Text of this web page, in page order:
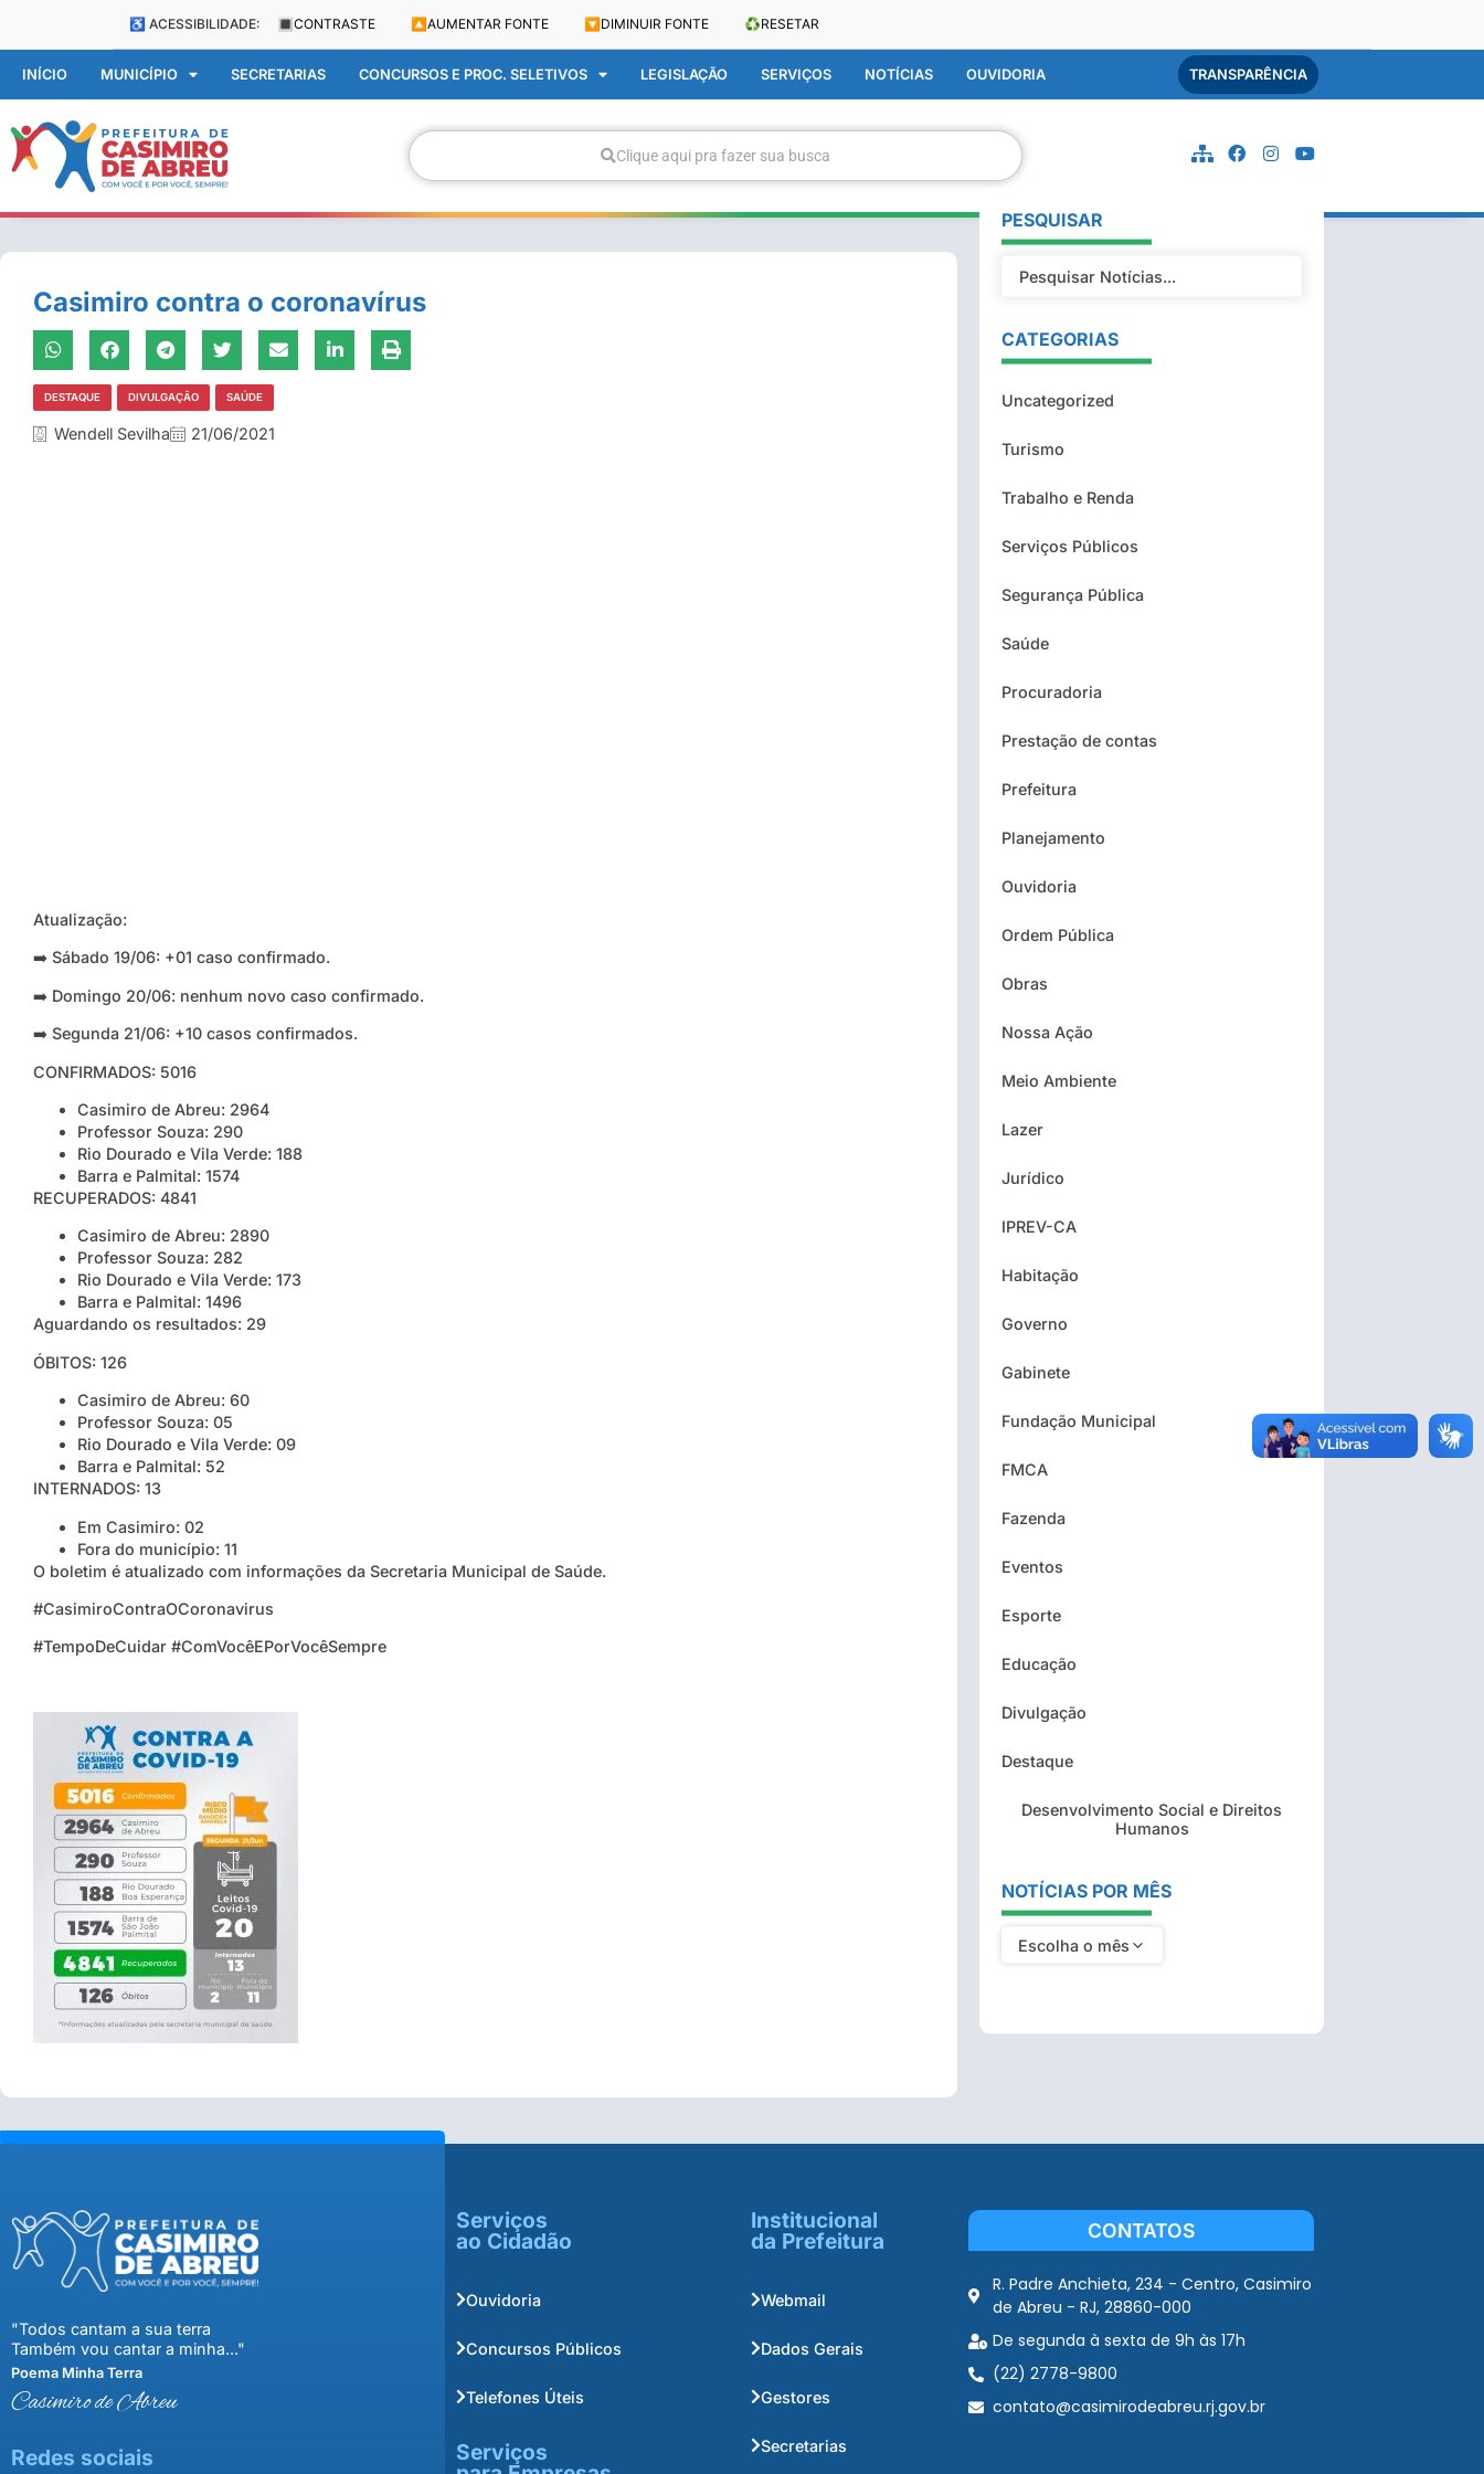
♿ ACESSIBILIDADE: 🔳 CONTRASTE 🔼 AUMENTAR FONTE 🔽 DIMINUIR FONTE ♻️RESETAR
INÍCIO MUNICÍPIO SECRETARIAS CONCURSOS E PROC. SELETIVOS LEGISLAÇÃO SERVIÇOS NOTÍCIAS OUVIDORIA TRANSPARÊNCIA
Clique aqui pra fazer sua busca
Casimiro contra o coronavírus
DESTAQUE DIVULGAÇÃO SAÚDE
Wendell Sevilha 21/06/2021
Atualização:
➡️ Sábado 19/06: +01 caso confirmado.
➡️ Domingo 20/06: nenhum novo caso confirmado.
➡️ Segunda 21/06: +10 casos confirmados.
CONFIRMADOS: 5016
Casimiro de Abreu: 2964
Professor Souza: 290
Rio Dourado e Vila Verde: 188
Barra e Palmital: 1574
RECUPERADOS: 4841
Casimiro de Abreu: 2890
Professor Souza: 282
Rio Dourado e Vila Verde: 173
Barra e Palmital: 1496
Aguardando os resultados: 29
ÓBITOS: 126
Casimiro de Abreu: 60
Professor Souza: 05
Rio Dourado e Vila Verde: 09
Barra e Palmital: 52
INTERNADOS: 13
Em Casimiro: 02
Fora do município: 11
O boletim é atualizado com informações da Secretaria Municipal de Saúde.
#CasimiroContraOCoronavirus
#TempoDeCuidar #ComVocêEPorVocêSempre
PESQUISAR
CATEGORIAS
Uncategorized
Turismo
Trabalho e Renda
Serviços Públicos
Segurança Pública
Saúde
Procuradoria
Prestação de contas
Prefeitura
Planejamento
Ouvidoria
Ordem Pública
Obras
Nossa Ação
Meio Ambiente
Lazer
Jurídico
IPREV-CA
Habitação
Governo
Gabinete
Fundação Municipal
FMCA
Fazenda
Eventos
Esporte
Educação
Divulgação
Destaque
Desenvolvimento Social e Direitos
Humanos
NOTÍCIAS POR MÊS
Escolha o mês
"Todos cantam a sua terra
Também vou cantar a minha..."
Poema Minha Terra
Casimiro de Abreu
Redes sociais
Serviços
ao Cidadão
Ouvidoria
Concursos Públicos
Telefones Úteis
Serviços
Institucional
da Prefeitura
Webmail
Dados Gerais
Gestores
Secretarias
CONTATOS
R. Padre Anchieta, 234 - Centro, Casimiro
de Abreu - RJ, 28860-000
De segunda à sexta de 9h às 17h
(22) 2778-9800
contato@casimirodeabreu.rj.gov.br